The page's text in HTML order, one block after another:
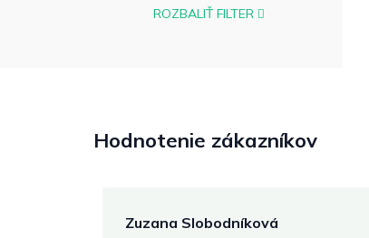
ROZBALIŤ FILTER
Hodnotenie zákazníkov
Zuzana Slobodníková